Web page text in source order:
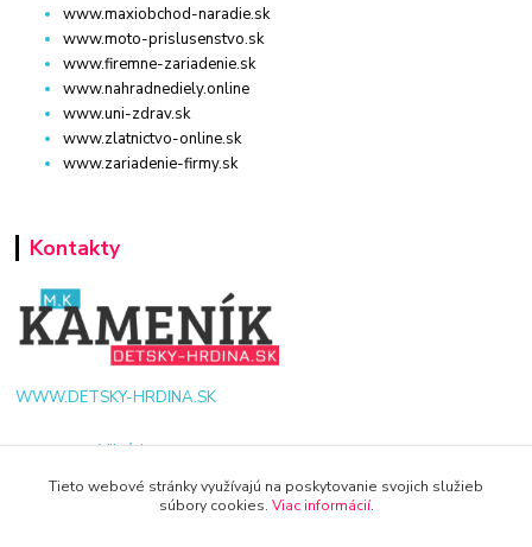
www.maxiobchod-naradie.sk
www.moto-prislusenstvo.sk
www.firemne-zariadenie.sk
www.nahradnediely.online
www.uni-zdrav.sk
www.zlatnictvo-online.sk
www.zariadenie-firmy.sk
Kontakty
WWW.DETSKY-HRDINA.SK
Viktória
+421 940 949 000
Tieto webové stránky využívajú na poskytovanie svojich služieb
súbory cookies. Viac informácií.